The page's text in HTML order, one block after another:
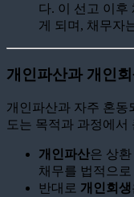
다. 이 선고 이후
게 되며, 채무자
개인파산과 개인회
개인파산과 자주 혼동
도는 목적과 과정에서
개인파산은 상
채무를 법적으
반대로 개인회생